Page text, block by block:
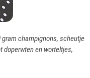
gram champignons, scheutje
doperwten en worteltjes,